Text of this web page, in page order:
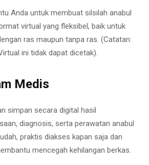
Anda untuk membuat silsilah anabul
virtual yang fleksibel, baik untuk
ras maupun tanpa ras. (Catatan:
ini tidak dapat dicetak).
Medis
simpan secara digital hasil
diagnosis, serta perawatan anabul
praktis diakses kapan saja dan
mencegah kehilangan berkas.